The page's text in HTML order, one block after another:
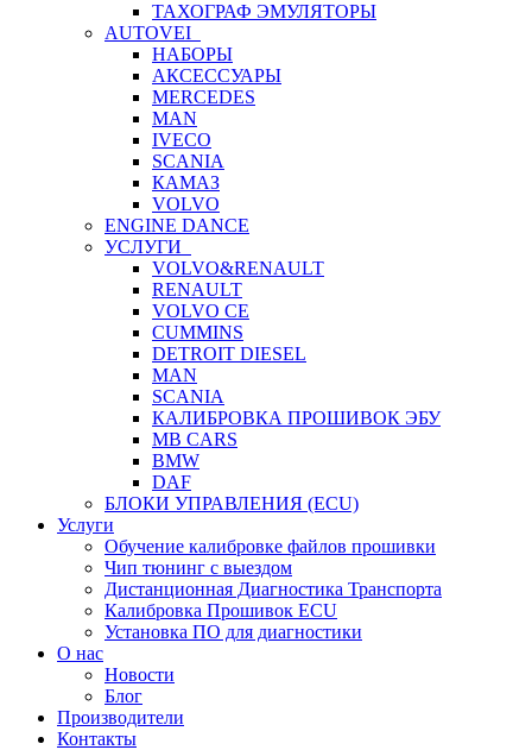
ТАХОГРАФ ЭМУЛЯТОРЫ
AUTOVEI
НАБОРЫ
АКСЕССУАРЫ
MERCEDES
MAN
IVECO
SCANIA
КАМАЗ
VOLVO
ENGINE DANCE
УСЛУГИ
VOLVO&RENAULT
RENAULT
VOLVO CE
CUMMINS
DETROIT DIESEL
MAN
SCANIA
КАЛИБРОВКА ПРОШИВОК ЭБУ
MB CARS
BMW
DAF
БЛОКИ УПРАВЛЕНИЯ (ECU)
Услуги
Обучение калибровке файлов прошивки
Чип тюнинг с выездом
Дистанционная Диагностика Транспорта
Калибровка Прошивок ECU
Установка ПО для диагностики
О нас
Новости
Блог
Производители
Контакты